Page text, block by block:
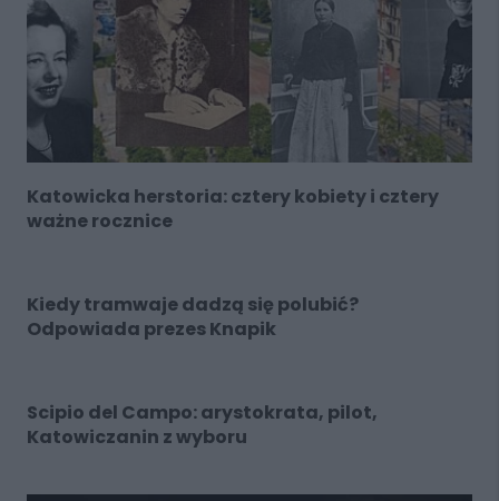
Katowicka herstoria: cztery kobiety i cztery
ważne rocznice
Kiedy tramwaje dadzą się polubić?
Odpowiada prezes Knapik
Scipio del Campo: arystokrata, pilot,
Katowiczanin z wyboru